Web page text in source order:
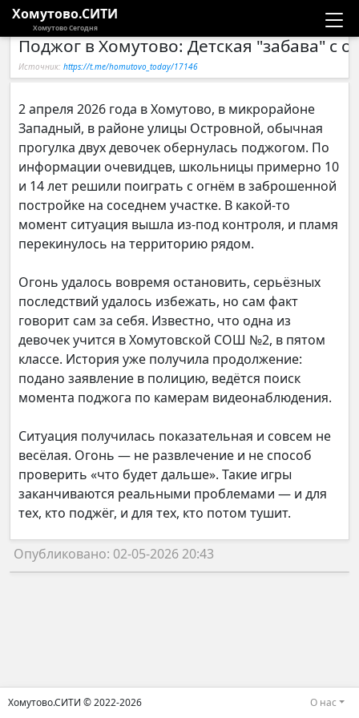
Хомутово.СИТИ
Хомутово Сегодня
Новости
Галерея
Компании
Поджог в Хомутово: Детская "забава" с
Источник: https://t.me/homutovo_today/17146
2 апреля 2026 года в Хомутово, в микрорайоне
Западный, в районе улицы Островной, обычная
прогулка двух девочек обернулась поджогом. По
информации очевидцев, школьницы примерно 10
и 14 лет решили поиграть с огнём в заброшенной
постройке на соседнем участке. В какой-то
момент ситуация вышла из-под контроля, и пламя
перекинулось на территорию рядом.
Огонь удалось вовремя остановить, серьёзных
последствий удалось избежать, но сам факт
говорит сам за себя. Известно, что одна из
девочек учится в Хомутовской СОШ №2, в пятом
классе. История уже получила продолжение:
подано заявление в полицию, ведётся поиск
момента поджога по камерам видеонаблюдения.
Ситуация получилась показательная и совсем не
весёлая. Огонь — не развлечение и не способ
проверить «что будет дальше». Такие игры
заканчиваются реальными проблемами — и для
тех, кто поджёг, и для тех, кто потом тушит.
Опубликовано: 02-05-2026 20:43
Хомутово.СИТИ © 2022-2026 О нас